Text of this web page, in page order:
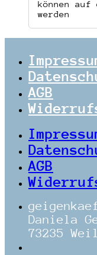
können
werden
AGB
AGB
Daniela
73235